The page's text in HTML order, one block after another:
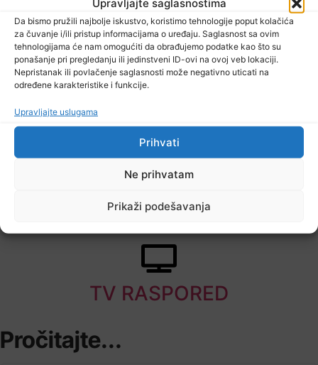
Upravljajte saglasnostima
Da bismo pružili najbolje iskustvo, koristimo tehnologije poput kolačića
za čuvanje i/ili pristup informacijama o uređaju. Saglasnost sa ovim
tehnologijama će nam omogućiti da obrađujemo podatke kao što su
ponašanje pri pregledanju ili jedinstveni ID-ovi na ovoj veb lokaciji.
Nepristanak ili povlačenje saglasnosti može negativno uticati na
određene karakteristike i funkcije.
Upravljajte uslugama
Prihvati
Ne prihvatam
Prikaži podešavanja
9 Augusta, 2026
Vrijeme: Narednih dana do 40 stepeni
TV RASPORED
Pročitajte...